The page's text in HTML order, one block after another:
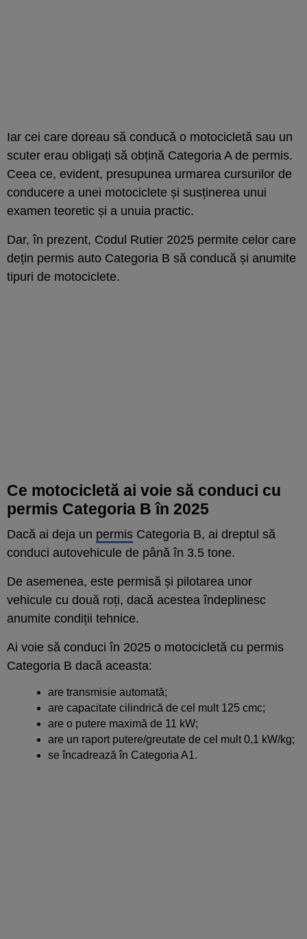
Iar cei care doreau să conducă o motocicletă sau un
scuter erau obligați să obțină Categoria A de permis.
Ceea ce, evident, presupunea urmarea cursurilor de
conducere a unei motociclete și susținerea unui
examen teoretic și a unuia practic.
Dar, în prezent, Codul Rutier 2025 permite celor care
dețin permis auto Categoria B să conducă și anumite
tipuri de motociclete.
Ce motocicletă ai voie să conduci cu
permis Categoria B în 2025
Dacă ai deja un permis Categoria B, ai dreptul să
conduci autovehicule de până în 3.5 tone.
De asemenea, este permisă și pilotarea unor
vehicule cu două roți, dacă acestea îndeplinesc
anumite condiții tehnice.
Ai voie să conduci în 2025 o motocicletă cu permis
Categoria B dacă aceasta:
are transmisie automată;
are capacitate cilindrică de cel mult 125 cmc;
are o putere maximă de 11 kW;
are un raport putere/greutate de cel mult 0,1 kW/kg;
se încadrează în Categoria A1.